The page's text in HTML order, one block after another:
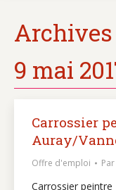
9 mai
Carrossier
Auray/
Offre d'emploi Par
Carrossier peintre